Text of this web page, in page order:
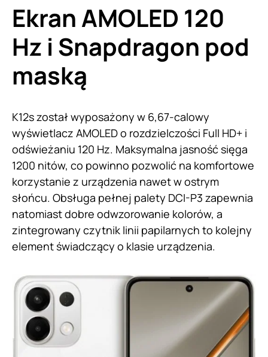
Ekran AMOLED 120
Hz i Snapdragon pod
maską
K12s został wyposażony w 6,67-calowy
wyświetlacz AMOLED o rozdzielczości Full HD+ i
odświeżaniu 120 Hz. Maksymalna jasność sięga
1200 nitów, co powinno pozwolić na komfortowe
korzystanie z urządzenia nawet w ostrym
słońcu. Obsługa pełnej palety DCI-P3 zapewnia
natomiast dobre odwzorowanie kolorów, a
zintegrowany czytnik linii papilarnych to kolejny
element świadczący o klasie urządzenia.